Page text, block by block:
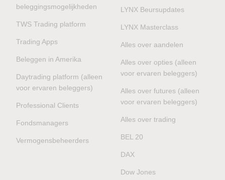
beleggingsmogelijkheden
TWS Trading platform
Trading Apps
Beleggen in Amerika
Daytrading platform (alleen
voor ervaren beleggers)
Professional Clients
Fondsmanagers
Vermogensbeheerders
LYNX Beursupdates
LYNX Masterclass
Alles over aandelen
Alles over opties (alleen
voor ervaren beleggers)
Alles over futures (alleen
voor ervaren beleggers)
Alles over trading
BEL 20
DAX
Dow Jones